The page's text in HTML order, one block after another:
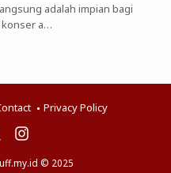
adalah impian bagi
konser a…
Privacy Policy
© 2025